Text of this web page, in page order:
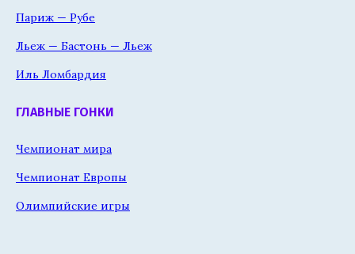
Париж — Рубе
Льеж — Бастонь — Льеж
Иль Ломбардия
ГЛАВНЫЕ ГОНКИ
Чемпионат мира
Чемпионат Европы
Олимпийские игры